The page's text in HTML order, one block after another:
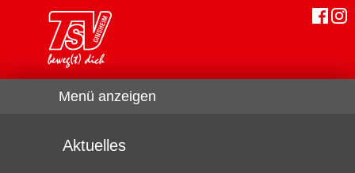
Menü anzeigen
Aktuelles